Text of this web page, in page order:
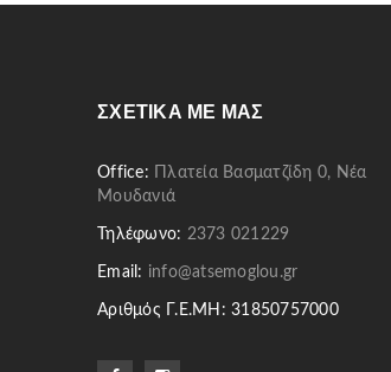
ΣΧΕΤΙΚΆ ΜΕ ΜΑΣ
Office:
Πλατεία Βασματζίδη 0, Νέα
Μουδανιά
Τηλέφωνο: 2373 021229
Email: info@atsemoglou.gr
Αριθμός Γ.Ε.ΜΗ: 31850757000